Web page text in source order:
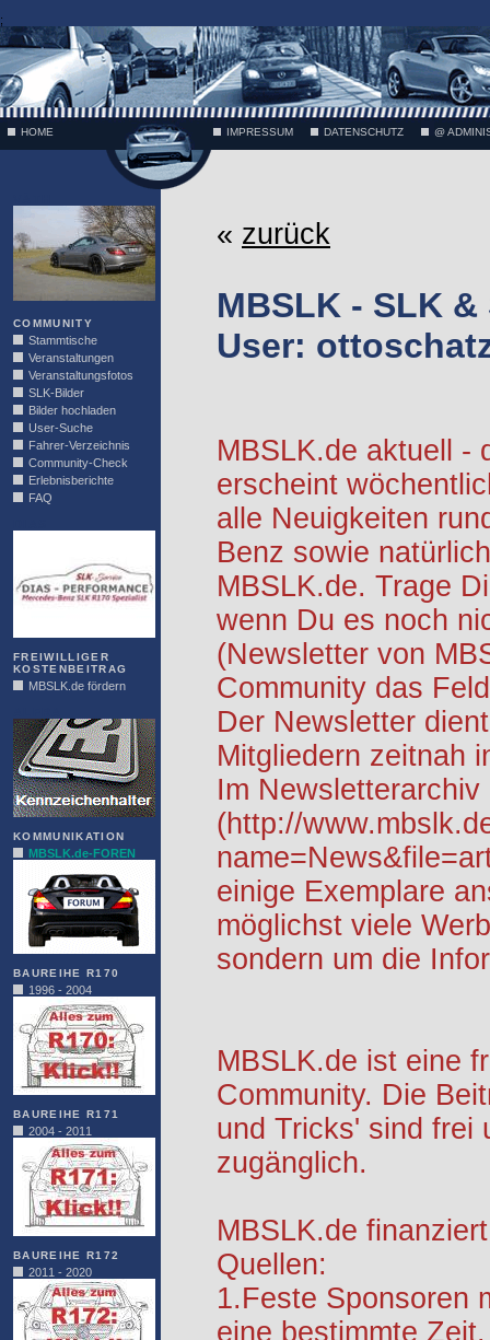
;
HOME IMPRESSUM DATENSCHUTZ @
COMMUNITY
Stammtische
Veranstaltungen
Veranstaltungsfotos
SLK-Bilder
Bilder hochladen
User-Suche
Fahrer-Verzeichnis
Community-Check
Erlebnisberichte
FAQ
FREIWILLIGER
KOSTENBEITRAG
MBSLK.de fördern
KOMMUNIKATION
MBSLK.de-FOREN
BAUREIHE R170
1996 - 2004
BAUREIHE R171
2004 - 2011
BAUREIHE R172
2011 - 2020
« zurück
MBSLK - SLK
User:
MBSLK.de aktuell -
erscheint
alle Neuigkeiten
Benz sowie
MBSLK.de. Trage
wenn Du es noch
(Newsletter von
Community das
Der Newsletter
Mitgliedern zeitnah
Im Newsletterarchiv
(http://
einige Exemplare
möglichst viele
sondern um die
MBSLK.de ist eine
Community. Die
und Tricks' sind frei
zugänglich.
MBSLK.de
Quellen:
1.Feste Sponsoren
eine bestimmte Zeit.